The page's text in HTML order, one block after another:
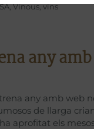
,Vinous,vins
any
any amb web
de llarga
aprofitat els